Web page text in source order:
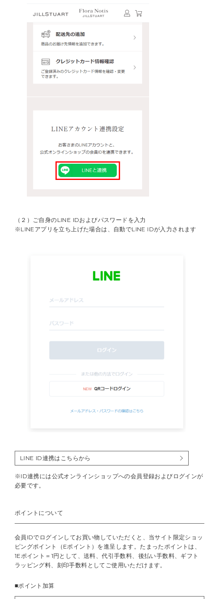
（２）ご自身のLINE IDおよびパスワードを入力
※LINEアプリを立ち上げた場合は、自動でLINE IDが入力されます
LINE ID連携はこちらから
※ID連携には公式オンラインショップへの会員登録およびログインが
必要です。
ポイントについて
会員IDでログインしてお買い物していただくと、当サイト限定ショッ
ピングポイント（Eポイント）を進呈します。たまったポイントは、
1Eポイント＝1円として、送料、代引手数料、後払い手数料、ギフト
ラッピング料、刻印手数料としてご使用いただけます。
■ポイント加算